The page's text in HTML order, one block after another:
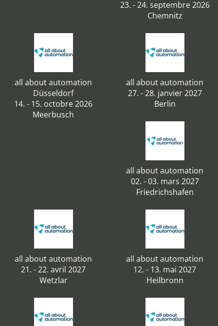
23. - 24. septembre 2026
Chemnitz
all about automation
Düsseldorf
14. - 15. octobre 2026
Meerbusch
all about automation
27. - 28. janvier 2027
Berlin
all about automation
02. - 03. mars 2027
Friedrichshafen
all about automation
21. - 22. avril 2027
Wetzlar
all about automation
12. - 13. mai 2027
Heilbronn